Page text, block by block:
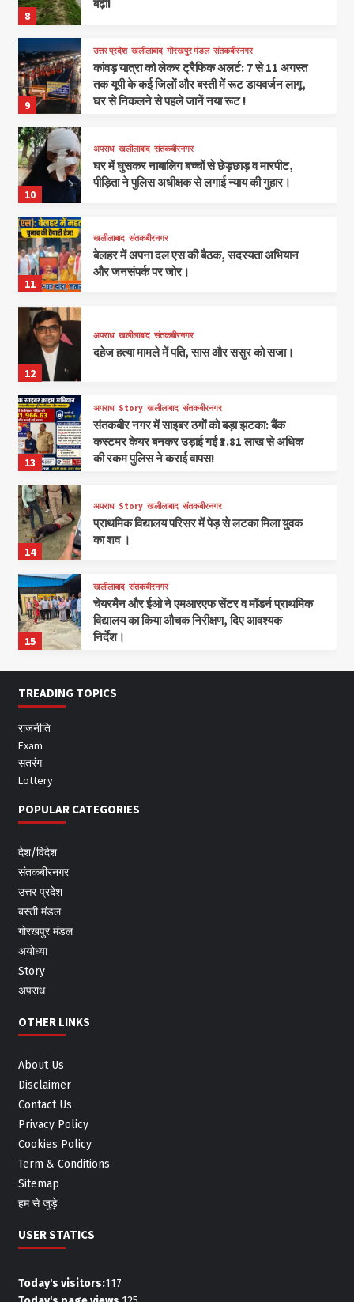
8
बढ़ी!
9
उत्तर प्रदेश खलीलाबाद गोरखपुर मंडल संतकबीरनगर
कांवड़ यात्रा को लेकर ट्रैफिक अलर्ट: 7 से 11 अगस्त
तक यूपी के कई जिलों और बस्ती में रूट डायवर्जन लागू,
घर से निकलने से पहले जानें नया रूट !
10
अपराध खलीलाबाद संतकबीरनगर
घर में घुसकर नाबालिग बच्चों से छेड़छाड़ व मारपीट,
पीड़िता ने पुलिस अधीक्षक से लगाई न्याय की गुहार।
11
खलीलाबाद संतकबीरनगर
बेलहर में अपना दल एस की बैठक, सदस्यता अभियान
और जनसंपर्क पर जोर।
12
अपराध खलीलाबाद संतकबीरनगर
दहेज हत्या मामले में पति, सास और ससुर को सजा।
13
अपराध Story खलीलाबाद संतकबीरनगर
संतकबीर नगर में साइबर ठगों को बड़ा झटका: बैंक
कस्टमर केयर बनकर उड़ाई गई ₹3.81 लाख से अधिक
की रकम पुलिस ने कराई वापस!
14
अपराध Story खलीलाबाद संतकबीरनगर
प्राथमिक विद्यालय परिसर में पेड़ से लटका मिला युवक
का शव ।
15
खलीलाबाद संतकबीरनगर
चेयरमैन और ईओ ने एमआरएफ सेंटर व मॉडर्न प्राथमिक
विद्यालय का किया औचक निरीक्षण, दिए आवश्यक
निर्देश।
TREADING TOPICS
राजनीति
Exam
सतरंग
Lottery
POPULAR CATEGORIES
देश/विदेश
संतकबीरनगर
उत्तर प्रदेश
बस्ती मंडल
गोरखपुर मंडल
अयोध्या
Story
अपराध
OTHER LINKS
About Us
Disclaimer
Contact Us
Privacy Policy
Cookies Policy
Term & Conditions
Sitemap
हम से जुड़े
USER STATICS
Today's visitors:117